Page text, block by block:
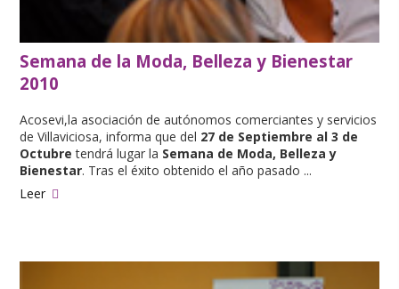
Semana de la Moda, Belleza y Bienestar
2010
Acosevi,la asociación de autónomos comerciantes y servicios
de Villaviciosa, informa que del 27 de Septiembre al 3 de
Octubre tendrá lugar la Semana de Moda, Belleza y
Bienestar. Tras el éxito obtenido el año pasado ...
Leer